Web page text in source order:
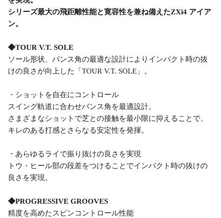
シリーズ最大の飛距離性能と寛容性を兼ね備えたZXi4 アイア
ン。
◆TOUR V.T. SOLE
ソール形状、バンス角の最適な設計によりインパクト時の抜
けの良さが向上した「TOUR V.T. SOLE」。
・ショットを自在にコントロール
スイング軌道に合わせバンス角を最適設計。
さまざまなショットで芝との接触を最小限に抑えることで、
キレのある打感とさらなる安定性を発揮。
・あらゆるライで振り抜けの良さを実現
トウ・ヒール部の段差をつけることでインパクト時の抜けの
良さを実現。
◆PROGRESSIVE GROOVES
精度を高めたスピンコントロール性能